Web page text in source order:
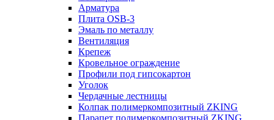
Арматура
Плита OSB-3
Эмаль по металлу
Вентиляция
Крепеж
Кровельное ограждение
Профили под гипсокартон
Уголок
Чердачные лестницы
Колпак полимеркомпозитный ZKING
Парапет полимеркомпозитный ZKING